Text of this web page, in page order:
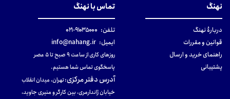
نهنگ
دربارهٔ نهنگ
قوانین و مقررات
راهنمای خرید و ارسال
پشتیبانی
تماس با نهنگ
تلفن: ۹۱۰۳۵۰۰۰-۰۲۱
ایمیل: info@nahang.ir
روزهای کاری از ساعت ۹ صبح تا ۵ عصر
پاسخگوی تماس شما هستیم.
آدرس دفتر مرکزی:تهران، میدان انقلاب
خیابان ژاندارمری، بین کارگر و منیری جاوید،